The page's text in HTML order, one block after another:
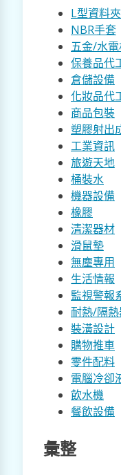
L型資料夾
NBR手套
五金/水
保養品代
倉儲設備
化妝品代
商品包裝
塑膠射出
工業資訊
旅遊天地
桶裝水
機器設備
橡膠
清潔器材
滑鼠墊
無塵專用
生活情報
監視警報
耐熱/隔
裝潢設計
購物推車
零件配料
電腦冷卻
飲水機
餐飲設備
彙整